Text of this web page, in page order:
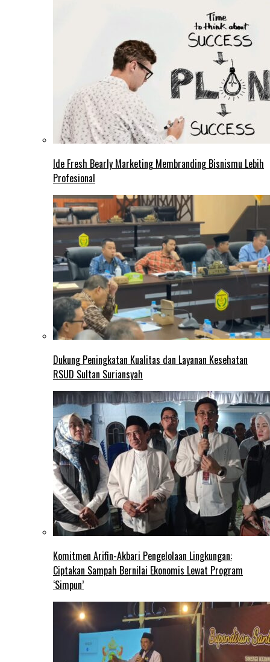
Ide Fresh Bearly Marketing Membranding Bisnismu Lebih
Profesional
Dukung Peningkatan Kualitas dan Layanan Kesehatan
RSUD Sultan Suriansyah
Komitmen Arifin-Akbari Pengelolaan Lingkungan:
Ciptakan Sampah Bernilai Ekonomis Lewat Program
‘Simpun’